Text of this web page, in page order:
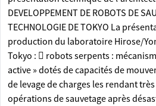
DEVELOPPEMENT DE ROBOTS DE
TECHNOLOGIE DE TOKYO La
production du laboratoire Hirose/
Tokyo :  robots serpents :
active » dotés de capacités de
de levage de charges les rendant
opérations de sauvetage après